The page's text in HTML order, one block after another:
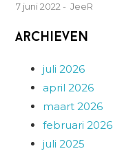
7 juni 2022 - JeeR
Archieven
juli 2026
april 2026
maart 2026
februari 2026
juli 2025